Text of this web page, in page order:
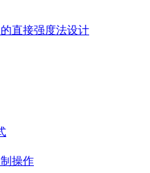
直接强度法设计
操作